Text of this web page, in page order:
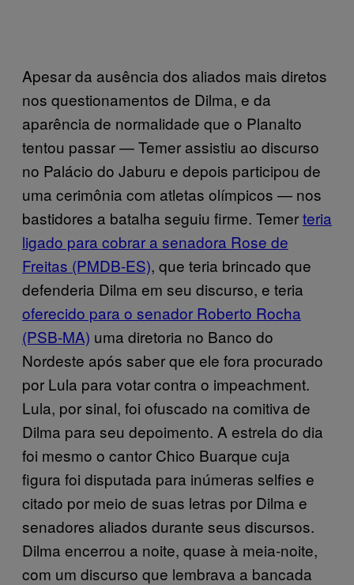
Apesar da ausência dos aliados mais diretos
nos questionamentos de Dilma, e da
aparência de normalidade que o Planalto
tentou passar — Temer assistiu ao discurso
no Palácio do Jaburu e depois participou de
uma cerimônia com atletas olímpicos — nos
bastidores a batalha seguiu firme. Temerteria
ligado para cobrar a senadora Rose de
Freitas (PMDB-ES), que teria brincado que
defenderia Dilma em seu discurso, e teria
oferecido para o senador Roberto Rocha
(PSB-MA) uma diretoria no Banco do
Nordeste após saber que ele fora procurado
por Lula para votar contra o impeachment.
Lula, por sinal, foi ofuscado na comitiva de
Dilma para seu depoimento. A estrela do dia
foi mesmo o cantor Chico Buarque cuja
figura foi disputada para inúmeras selfies e
citado por meio de suas letras por Dilma e
senadores aliados durante seus discursos.
Dilma encerrou a noite, quase à meia-noite,
com um discurso que lembrava a bancada